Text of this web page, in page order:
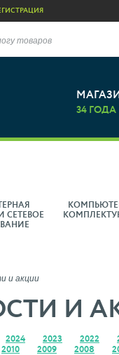
товаров
34
СЕТЕВОЕ
и акции
И
2024 2023 2022
2010 2009 2008